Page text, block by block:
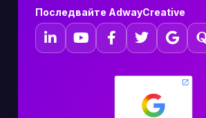
Последвайте AdwayCreative